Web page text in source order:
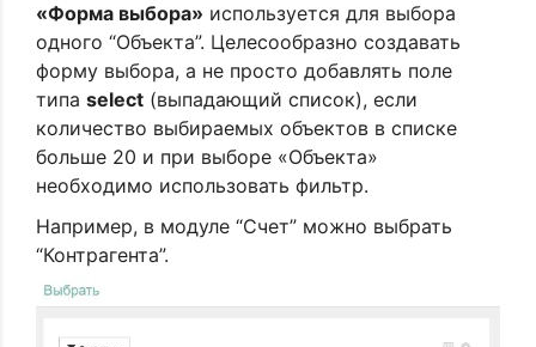
«Форма выбора» используется для выбора
одного “Объекта”. Целесообразно создавать
форму выбора, а не просто добавлять поле
типа select (выпадающий список), если
количество выбираемых объектов в списке
больше 20 и при выборе «Объекта»
необходимо использовать фильтр.
Например, в модуле “Счет” можно выбрать
“Контрагента”.